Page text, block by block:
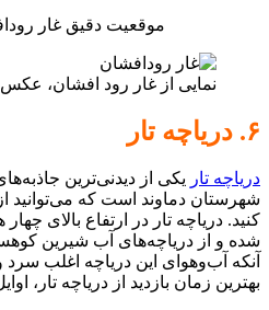
موقعیت دقیق غار
نمایی از غار رود افشان، عکس
۶. دریاچه تار
دریاچه تار یکی از دیدنی‌ترین
شهرستان دماوند است که می‌توانید از
کنید. دریاچه تار در ارتفاع بالای
شده و از دریاچه‌های آب شیرین
آنکه آب‌وهوای این دریاچه اغلب
بهترین زمان بازدید از دریاچه